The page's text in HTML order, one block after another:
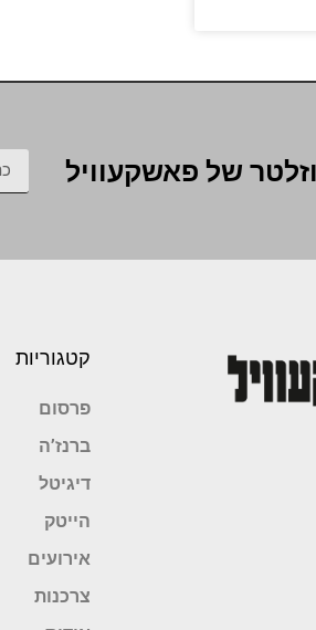
של פאשקעוויל
קטגוריות
פרסום
ברנז’ה
דיגיטל
הייטק
אירועים
צרכנות